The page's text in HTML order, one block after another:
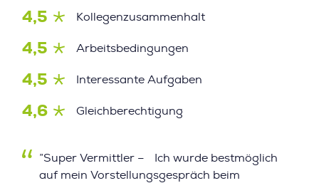
4,5 Kollegenzusammenhalt
4,5 Arbeitsbedingungen
4,5 Interessante Aufgaben
4,6 Gleichberechtigung
”Super Vermittler – Ich wurde bestmöglich
auf mein Vorstellungsgespräch beim